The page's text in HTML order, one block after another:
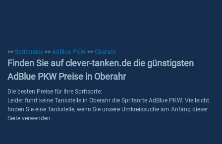
>> Spritpreise >> AdBlue PKW >> Oberahr
Finden Sie auf clever-tanken.de die günstigsten
AdBlue PKW Preise in Oberahr
Die besten Preise für Ihre Spritsorte:
Leider führt keine Tankstelle in Oberahr die Spritsorte AdBlue PKW. Vielleicht
finden Sie eine Tankstelle, wenn Sie unsere Umkreissuche am Anfang dieser
Seite verwenden.